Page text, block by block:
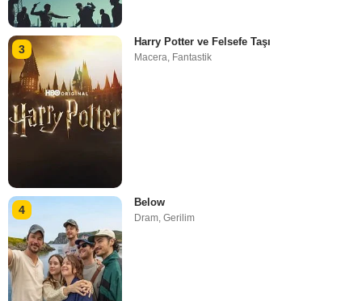
3
Harry Potter ve Felsefe Taşı
Macera, Fantastik
4
Below
Dram ,Gerilim